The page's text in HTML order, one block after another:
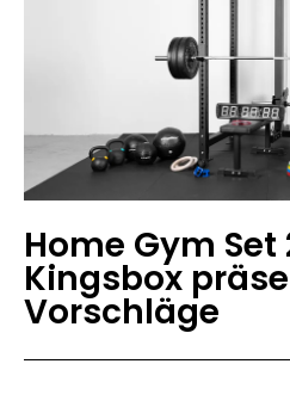
Home Gym Set
Kingsbox
Vorschläge